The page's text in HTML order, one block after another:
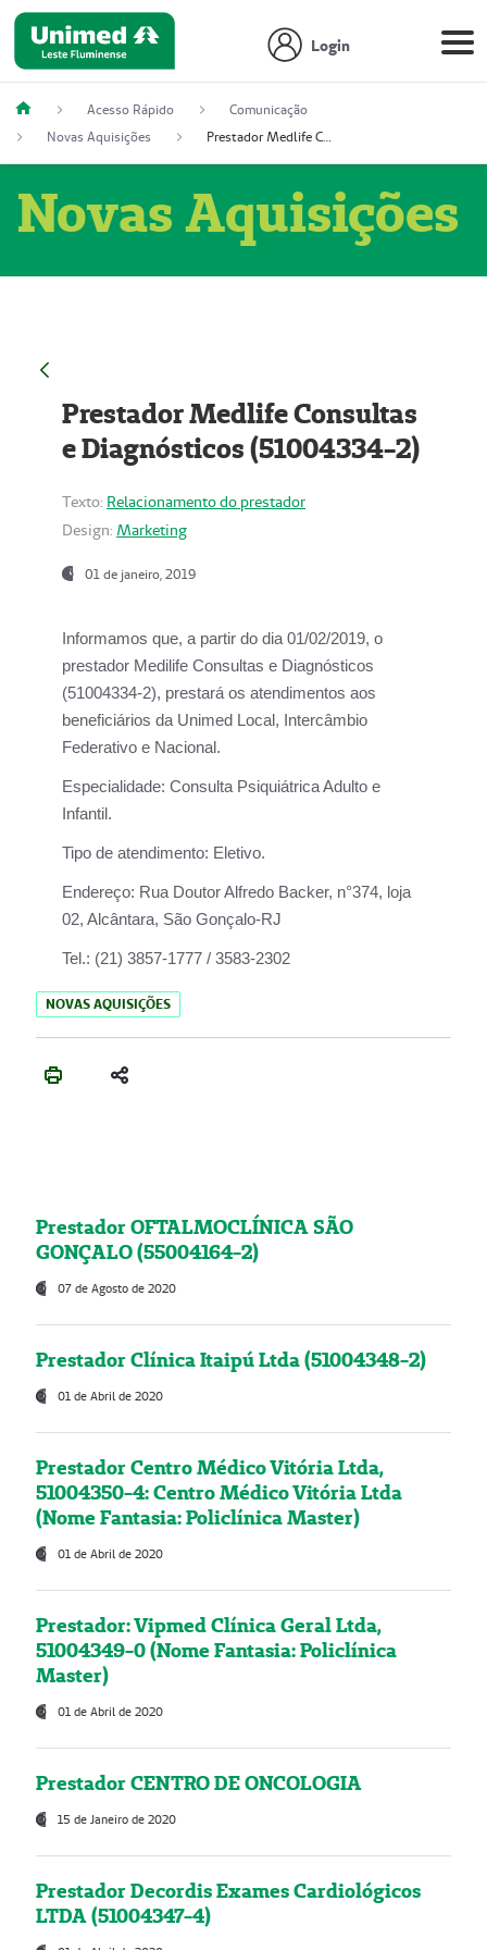
Login
Acesso Rápido
Comunicação
Novas Aquisições
Prestador Medlife Consultas e Diagnósticos (51004334-2)
Novas Aquisições
Prestador Medlife Consultas
e Diagnósticos (51004334-2)
Texto: Relacionamento do prestador
Design: Marketing
01 de janeiro, 2019
Informamos que, a partir do dia 01/02/2019, o
prestador Medilife Consultas e Diagnósticos
(51004334-2), prestará os atendimentos aos
beneficiários da Unimed Local, Intercâmbio
Federativo e Nacional.
Especialidade: Consulta Psiquiátrica Adulto e
Infantil.
Tipo de atendimento: Eletivo.
Endereço: Rua Doutor Alfredo Backer, n°374, loja
02, Alcântara, São Gonçalo-RJ
Tel.: (21) 3857-1777 / 3583-2302
NOVAS AQUISIÇÕES
Prestador OFTALMOCLÍNICA SÃO
GONÇALO (55004164-2)
07 de Agosto de 2020
Prestador Clínica Itaipú Ltda (51004348-2)
01 de Abril de 2020
Prestador Centro Médico Vitória Ltda,
51004350-4: Centro Médico Vitória Ltda
(Nome Fantasia: Policlínica Master)
01 de Abril de 2020
Prestador: Vipmed Clínica Geral Ltda,
51004349-0 (Nome Fantasia: Policlínica
Master)
01 de Abril de 2020
Prestador CENTRO DE ONCOLOGIA
15 de Janeiro de 2020
Prestador Decordis Exames Cardiológicos
LTDA (51004347-4)